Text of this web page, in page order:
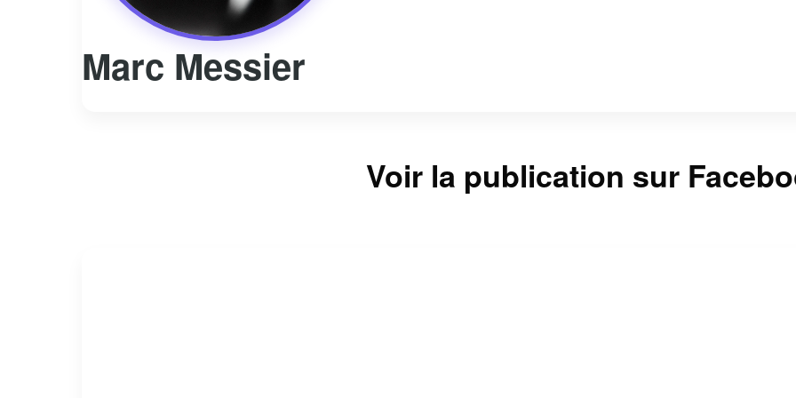
Marc Messier
Voir la publication sur